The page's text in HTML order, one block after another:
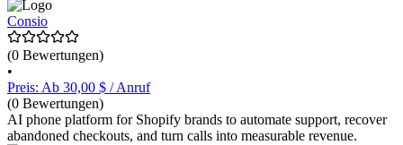
Consio
(0 Bewertungen)
•
Preis: Ab 30,00 $ / Anruf
(0 Bewertungen)
AI phone platform for Shopify brands to automate support, recover
abandoned checkouts, and turn calls into measurable revenue.